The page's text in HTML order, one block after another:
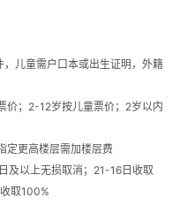
，儿童需户口本或出生证明，外籍
价；2-12岁按儿童票价；2岁以内
定更高楼层需加楼层费
及以上无损取消；21-16日收取
取100%